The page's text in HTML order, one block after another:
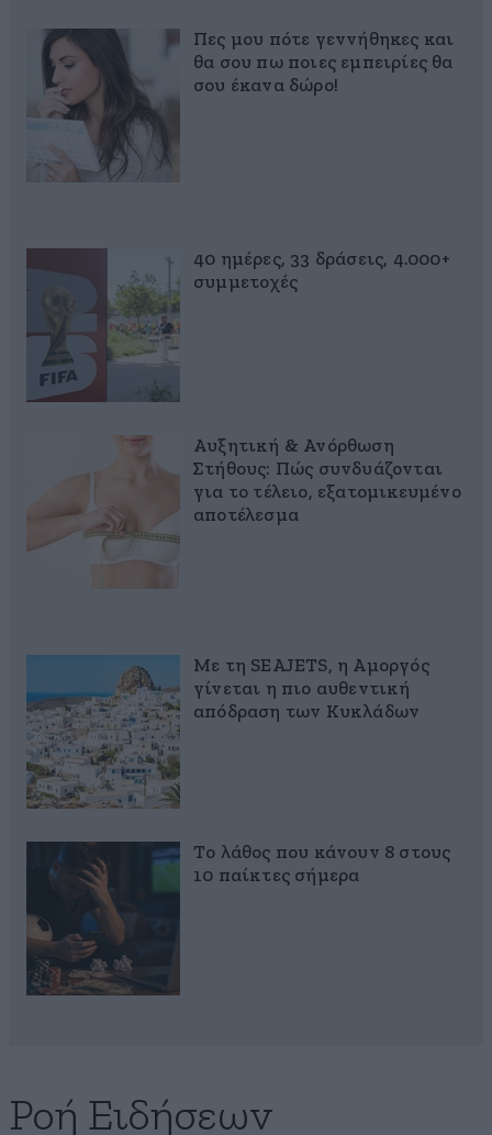
Πες μου πότε γεννήθηκες και
θα σου πω ποιες εμπειρίες θα
σου έκανα δώρο!
40 ημέρες, 33 δράσεις, 4.000+
συμμετοχές
Αυξητική & Ανόρθωση
Στήθους: Πώς συνδυάζονται
για το τέλειο, εξατομικευμένο
αποτέλεσμα
Με τη SEAJETS, η Αμοργός
γίνεται η πιο αυθεντική
απόδραση των Κυκλάδων
Το λάθος που κάνουν 8 στους
10 παίκτες σήμερα
Ροή Ειδήσεων